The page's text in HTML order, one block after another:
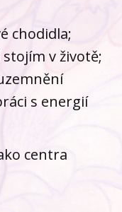
chodidla;
v životě;
s energií
centra